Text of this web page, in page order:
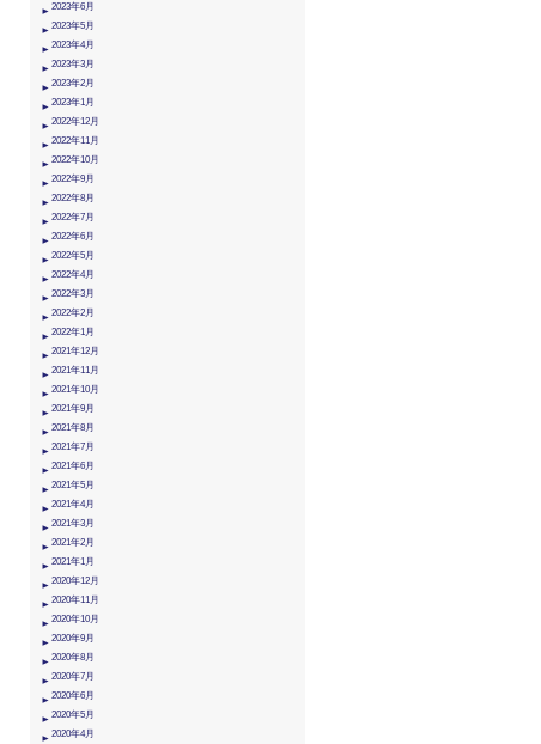
2023年6月
2023年5月
2023年4月
2023年3月
2023年2月
2023年1月
2022年12月
2022年11月
2022年10月
2022年9月
2022年8月
2022年7月
2022年6月
2022年5月
2022年4月
2022年3月
2022年2月
2022年1月
2021年12月
2021年11月
2021年10月
2021年9月
2021年8月
2021年7月
2021年6月
2021年5月
2021年4月
2021年3月
2021年2月
2021年1月
2020年12月
2020年11月
2020年10月
2020年9月
2020年8月
2020年7月
2020年6月
2020年5月
2020年4月